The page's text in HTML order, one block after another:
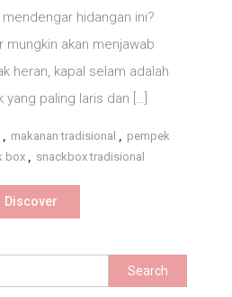
hidangan ini?
mungkin akan menjawab
heran, kapal selam adalah
paling laris dan […]
, makanan tradisional , pempek
box , snackbox tradisional
Discover
Search
for: